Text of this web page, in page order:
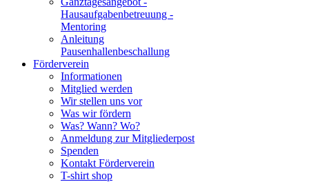
Hausaufgabenbetreuung -
Mentoring
Anleitung
Pausenhallenbeschallung
Förderverein
Informationen
Mitglied werden
Wir stellen uns vor
Was wir fördern
Was? Wann? Wo?
Anmeldung zur Mitgliederpost
Spenden
Kontakt Förderverein
T-shirt shop